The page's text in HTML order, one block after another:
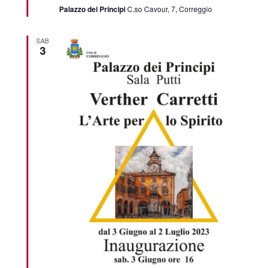
Palazzo dei PrincipiC.so Cavour, 7, Correggio
SAB
3